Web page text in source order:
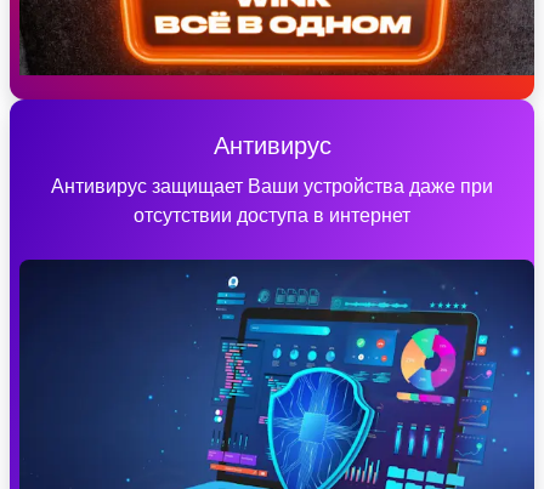
Антивирус
Антивирус защищает Ваши устройства даже при
отсутствии доступа в интернет